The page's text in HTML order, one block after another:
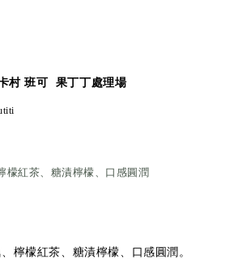
村 班可 果丁丁處理場
檬紅茶、糖漬檸檬、口感圓潤
檸檬紅茶、糖漬檸檬、口感圓潤。